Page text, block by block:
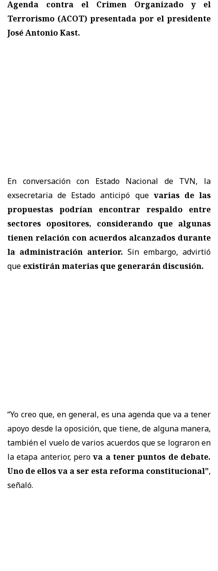
Agenda contra el Crimen Organizado y el
Terrorismo (ACOT) presentada por el presidente
José Antonio Kast.
En conversación con Estado Nacional de TVN, la
exsecretaria de Estado anticipó que varias de las
propuestas podrían encontrar respaldo entre
sectores opositores, considerando que algunas
tienen relación con acuerdos alcanzados durante
la administración anterior. Sin embargo, advirtió
que existirán materias que generarán discusión.
“Yo creo que, en general, es una agenda que va a tener
apoyo desde la oposición, que tiene, de alguna manera,
también el vuelo de varios acuerdos que se lograron en
la etapa anterior, perova a tener puntos de debate.
Uno de ellos va a ser esta reforma constitucional”,
señaló.